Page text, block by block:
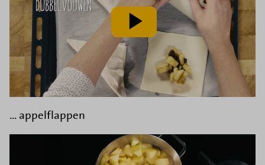
speel
video
af
... appelflappen